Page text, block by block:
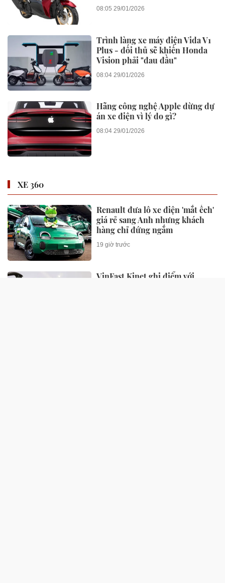
08:05 29/01/2026
Trình làng xe máy điện Vida V1
Plus - đối thủ sẽ khiến Honda
Vision phải "đau đầu"
08:04 29/01/2026
Hãng công nghệ Apple dừng dự
án xe điện vì lý do gì?
08:04 29/01/2026
XE 360
Renault đưa lô xe điện 'mắt ếch'
giá rẻ sang Anh nhưng khách
hàng chỉ đứng ngắm
19 giờ trước
VinFast Kinet ghi điểm với